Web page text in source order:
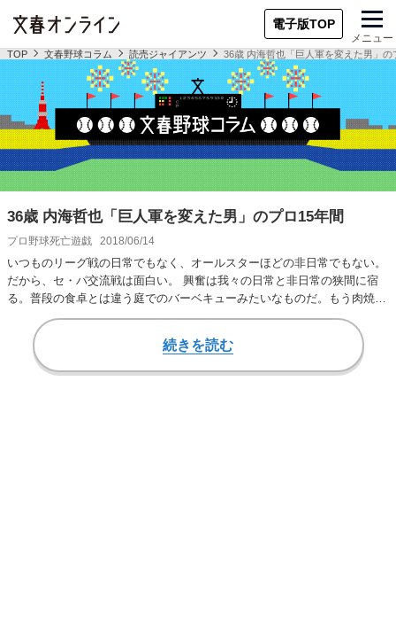
電子版TOP
メニュー
TOP 文春野球コラム 読売ジャイアンツ 36歳 内海哲也「巨人軍を変えた男」の
36歳 内海哲也「巨人軍を変えた男」のプロ15年間
プロ野球死亡遊戯 2018/06/14
いつものリーグ戦の日常でもなく、オールスターほどの非日常でもない。
だから、セ・パ交流戦は面白い。 興奮は我々の日常と非日常の狭間に宿
る。普段の食卓とは違う庭でのバーベキューみたいなものだ。もう肉焼け
たぞ〜なんつって…
続きを読む